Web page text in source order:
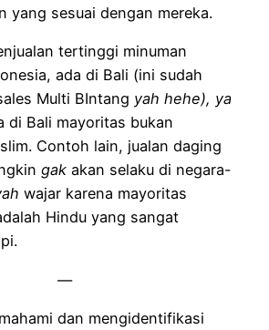
yang sesuai dengan mereka.
tertinggi minuman
ada di Bali (ini sudah
Multi BIntang yah hehe), ya
di Bali mayoritas bukan
Contoh lain, jualan daging
gak akan selaku di negara-
wajar karena mayoritas
Hindu yang sangat
—
dan mengidentifikasi